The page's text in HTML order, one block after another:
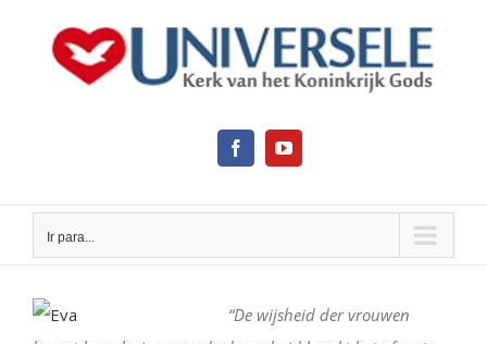
FacebookYouTube
Ir para...
Larger
“De wijsheid der vrouwen